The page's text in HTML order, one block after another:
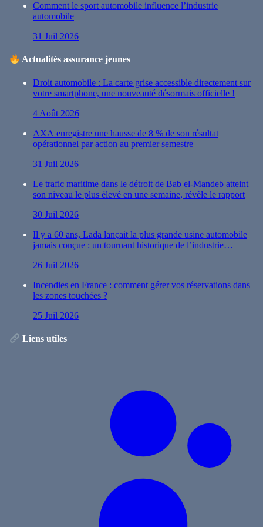
Comment le sport automobile influence l’industrie
automobile
31 Juil 2026
Actualités assurance jeunes
Droit automobile : La carte grise accessible directement sur
votre smartphone, une nouveauté désormais officielle !
4 Août 2026
AXA enregistre une hausse de 8 % de son résultat
opérationnel par action au premier semestre
31 Juil 2026
Le trafic maritime dans le détroit de Bab el-Mandeb atteint
son niveau le plus élevé en une semaine, révèle le rapport
30 Juil 2026
Il y a 60 ans, Lada lançait la plus grande usine automobile
jamais conçue : un tournant historique de l’industrie
26 Juil 2026
Incendies en France : comment gérer vos réservations dans
les zones touchées ?
25 Juil 2026
Liens utiles